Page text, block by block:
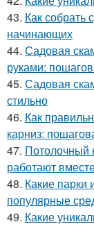
43. Как собрать
начинающих
44. Садовая
руками:
45. Садовая
стильно
46. Как
карниз:
47. Потолочный
работают
48. Какие
популярные
49. Какие